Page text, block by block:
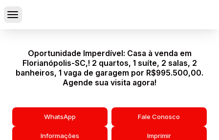
Oportunidade Imperdível: Casa à venda em
Florianópolis-SC,! 2 quartos, 1 suíte, 2 salas, 2
banheiros, 1 vaga de garagem por R$995.500,00.
Agende sua visita agora!
WhatsApp Fale Conosco
Informações Imprimir